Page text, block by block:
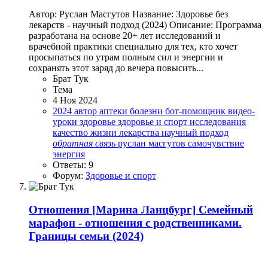
Автор: Руслан Масгутов Название: Здоровье без
лекарств - научный подход (2024) Описание: Программа
разработана на основе 20+ лет исследований и
врачебной практики специально для тех, кто хочет
просыпаться по утрам полным сил и энергии и
сохранять этот заряд до вечера повысить...
Брат Тук
Тема
4 Ноя 2024
2024 автор аптеки болезни бот-помощник видео-
уроки здоровье здоровье и спорт исследования
качество жизни лекарства научный подход
обратная связь руслан масгутов самочувствие
энергия
Ответы: 9
Форум: Здоровье и спорт
Отношения [Марина Ланцбург] Семейный
марафон - отношения с родственниками.
Границы семьи (2024)